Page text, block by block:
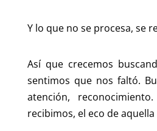
Y lo que no se procesa, se
Así que crecemos
sentimos que nos faltó.
atención,
recibimos, el eco de